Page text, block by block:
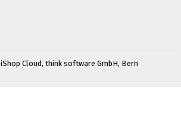
iShop Cloud, think software GmbH, Bern